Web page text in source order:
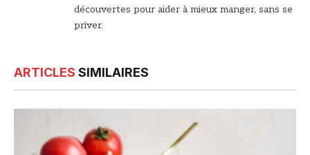
découvertes pour aider à mieux manger, sans se
priver.
ARTICLES SIMILAIRES